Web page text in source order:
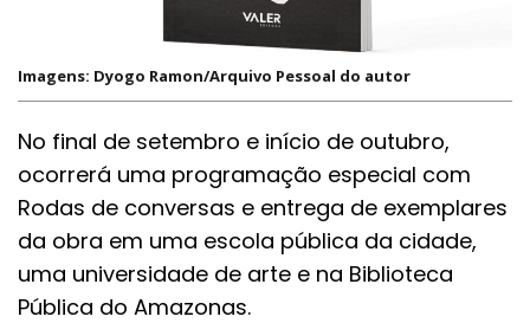
Imagens: Dyogo Ramon/Arquivo Pessoal do autor
No final de setembro e início de outubro,
ocorrerá uma programação especial com
Rodas de conversas e entrega de exemplares
da obra em uma escola pública da cidade,
uma universidade de arte e na Biblioteca
Pública do Amazonas.